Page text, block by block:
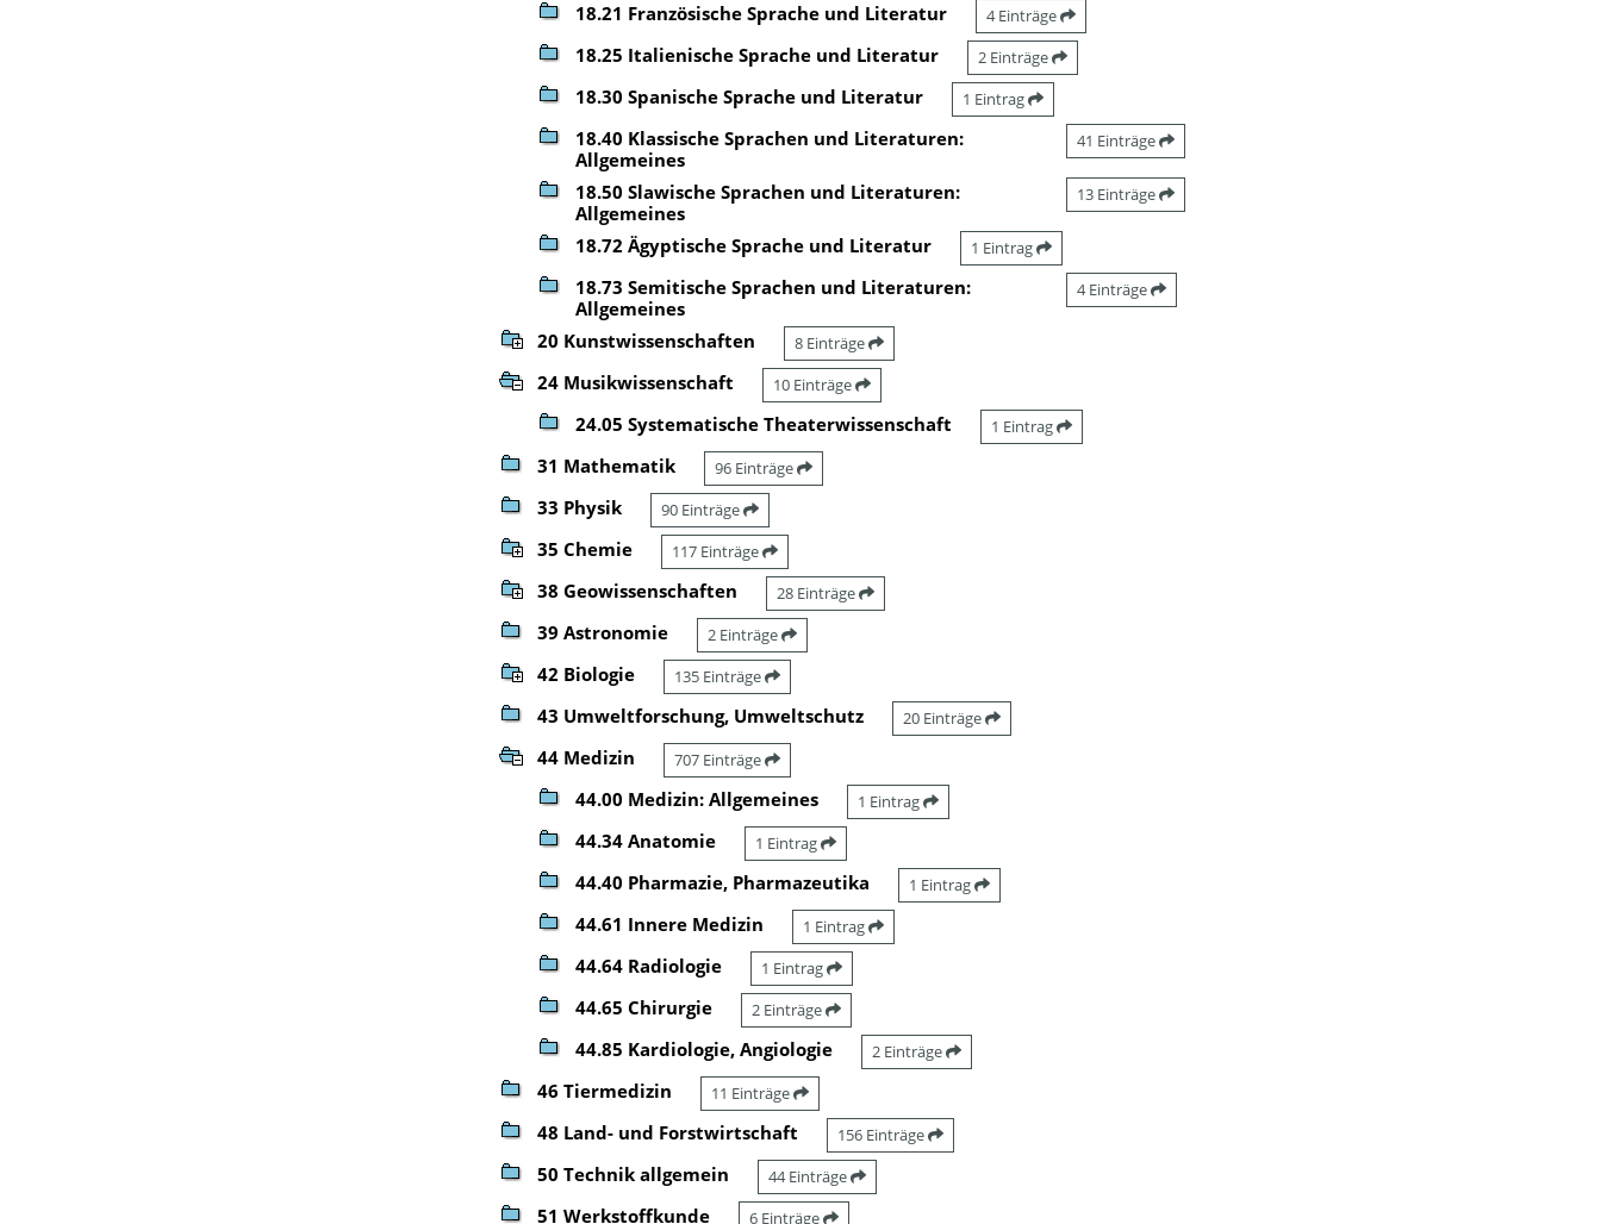
18.21 Französische Sprache und Literatur 4 Einträge
18.25 Italienische Sprache und Literatur 2 Einträge
18.30 Spanische Sprache und Literatur 1 Eintrag
18.40 Klassische Sprachen und Literaturen:
Allgemeines
41 Einträge
18.50 Slawische Sprachen und Literaturen:
Allgemeines
13 Einträge
18.72 Ägyptische Sprache und Literatur 1 Eintrag
18.73 Semitische Sprachen und Literaturen:
Allgemeines
4 Einträge
20 Kunstwissenschaften 8 Einträge
24 Musikwissenschaft 10 Einträge
24.05 Systematische Theaterwissenschaft 1 Eintrag
31 Mathematik 96 Einträge
33 Physik 90 Einträge
35 Chemie 117 Einträge
38 Geowissenschaften 28 Einträge
39 Astronomie 2 Einträge
42 Biologie 135 Einträge
43 Umweltforschung, Umweltschutz 20 Einträge
44 Medizin 707 Einträge
44.00 Medizin: Allgemeines 1 Eintrag
44.34 Anatomie 1 Eintrag
44.40 Pharmazie, Pharmazeutika 1 Eintrag
44.61 Innere Medizin 1 Eintrag
44.64 Radiologie 1 Eintrag
44.65 Chirurgie 2 Einträge
44.85 Kardiologie, Angiologie 2 Einträge
46 Tiermedizin 11 Einträge
48 Land- und Forstwirtschaft 156 Einträge
50 Technik allgemein 44 Einträge
51 Werkstoffkunde 6 Einträge